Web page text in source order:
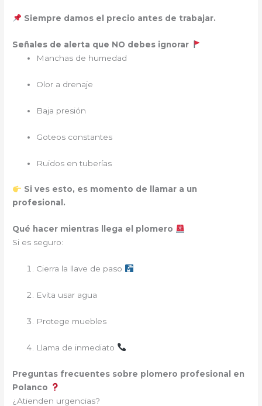
Siempre damos el precio antes de trabajar.
Señales de alerta que NO debes ignorar
Manchas de humedad
Olor a drenaje
Baja presión
Goteos constantes
Ruidos en tuberías
Si ves esto, es momento de llamar a un
profesional.
Qué hacer mientras llega el plomero
Si es seguro:
Cierra la llave de paso
Evita usar agua
Protege muebles
Llama de inmediato
Preguntas frecuentes sobre plomero profesional en
Polanco
¿Atienden urgencias?